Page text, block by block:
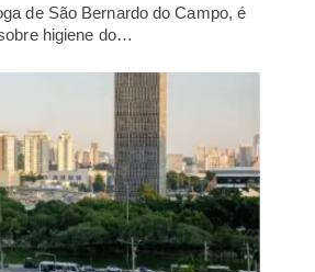
de São Bernardo do Campo, é
higiene do…